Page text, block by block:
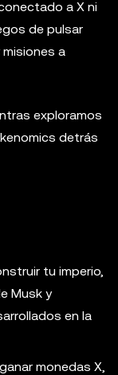
a X ni
de pulsar
a
exploramos
detrás
tu imperio,
Musk y
en la
monedas X,